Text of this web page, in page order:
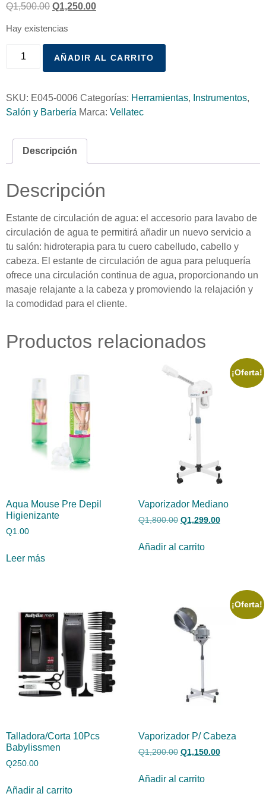
Q1,500.00 Q1,250.00
Hay existencias
AÑADIR AL CARRITO
SKU: E045-0006 Categorías: Herramientas, Instrumentos,
Salón y Barbería Marca: Vellatec
Descripción
Descripción
Estante de circulación de agua: el accesorio para lavabo de
circulación de agua te permitirá añadir un nuevo servicio a
tu salón: hidroterapia para tu cuero cabelludo, cabello y
cabeza. El estante de circulación de agua para peluquería
ofrece una circulación continua de agua, proporcionando un
masaje relajante a la cabeza y promoviendo la relajación y
la comodidad para el cliente.
Productos relacionados
Aqua Mouse Pre Depil
Higienizante
Q1.00
Leer más
¡Oferta!
Vaporizador Mediano
Q1,800.00 Q1,299.00
Añadir al carrito
Talladora/Corta 10Pcs
Babylissmen
Q250.00
Añadir al carrito
¡Oferta!
Vaporizador P/ Cabeza
Q1,200.00 Q1,150.00
Añadir al carrito